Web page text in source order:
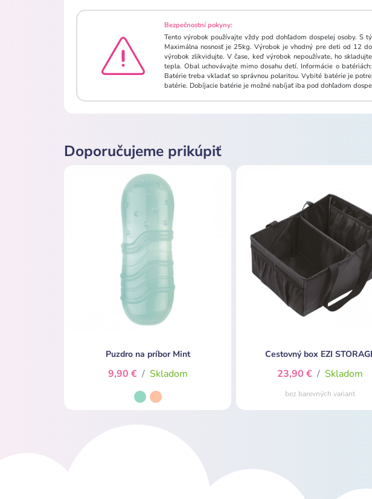
Bezpečnostní pokyny:
Tento výrobok používajte vždy pod dohľadom dospelej osoby. S
Maximálna nosnosť je 25kg. Výrobok je vhodný pre deti od 12
výrobok zlikvidujte. V čase, keď výrobok nepoužívate, ho
tepla. Obal uchovávajte mimo dosahu detí. Informácie o
Batérie treba vkladať so správnou polaritou. Vybité batérie je
batérie. Dobíjacie batérie je možné nabíjať iba pod dohľadom
Doporučujeme prikúpiť
Puzdro na príbor Mint
9,90 € / Skladom
Cestovný box EZI
23,90 € / Skladom
bez barevných variant